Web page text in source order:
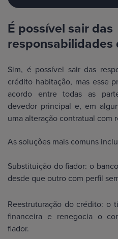
É possível sair das
responsabilidades
Sim, é possível sair das
crédito habitação, mas esse
acordo entre todas as
devedor principal e, em
uma alteração contratual com
As soluções mais comuns
Substituição do fiador: o
desde que outro com perfil
Reestruturação do crédito: o
financeira e renegocia o
fiador.